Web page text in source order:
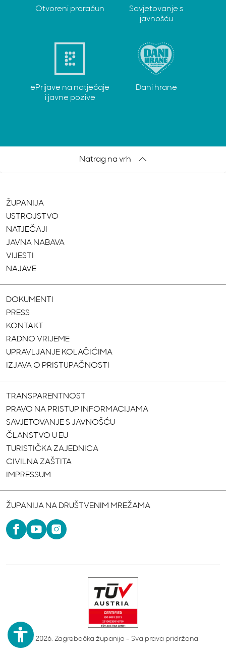
Otvoreni proračun
Savjetovanje s
javnošću
ePrijave na natječaje
i javne pozive
Dani hrane
Natrag na vrh
ŽUPANIJA
USTROJSTVO
NATJEČAJI
JAVNA NABAVA
VIJESTI
NAJAVE
DOKUMENTI
PRESS
KONTAKT
RADNO VRIJEME
UPRAVLJANJE KOLAČIĆIMA
IZJAVA O PRISTUPAČNOSTI
TRANSPARENTNOST
PRAVO NA PRISTUP INFORMACIJAMA
SAVJETOVANJE S JAVNOŠĆU
ČLANSTVO U EU
TURISTIČKA ZAJEDNICA
CIVILNA ZAŠTITA
IMPRESSUM
ŽUPANIJA NA DRUŠTVENIM MREŽAMA
© 2026. Zagrebačka županija - Sva prava pridržana